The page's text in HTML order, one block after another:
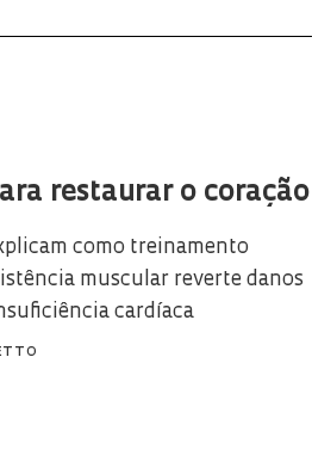
restaurar o coração
como treinamento
muscular reverte danos
cardíaca